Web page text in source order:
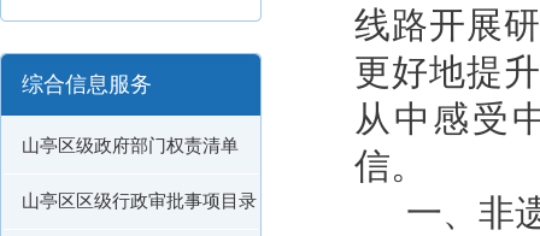
综合信息服务
山亭区级政府部门权责清单
山亭区区级行政审批事项目录
线路开展
更好地提
从中感受
信。
一、 非